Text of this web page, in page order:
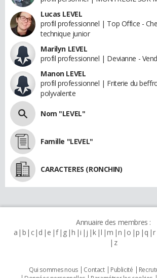
Lucas LEVEL
profil professionnel | Top Office -
technique junior
Marilyn LEVEL
profil professionnel | Devianne -
Manon LEVEL
profil professionnel | Friterie du
polyvalente
Nom "LEVEL"
Famille "LEVEL"
CARACTERES (RONCHIN)
Annuaire des membres :
a b c d e f g h i j k l m n o p q r
z
Qui sommes nous Contact Publicité